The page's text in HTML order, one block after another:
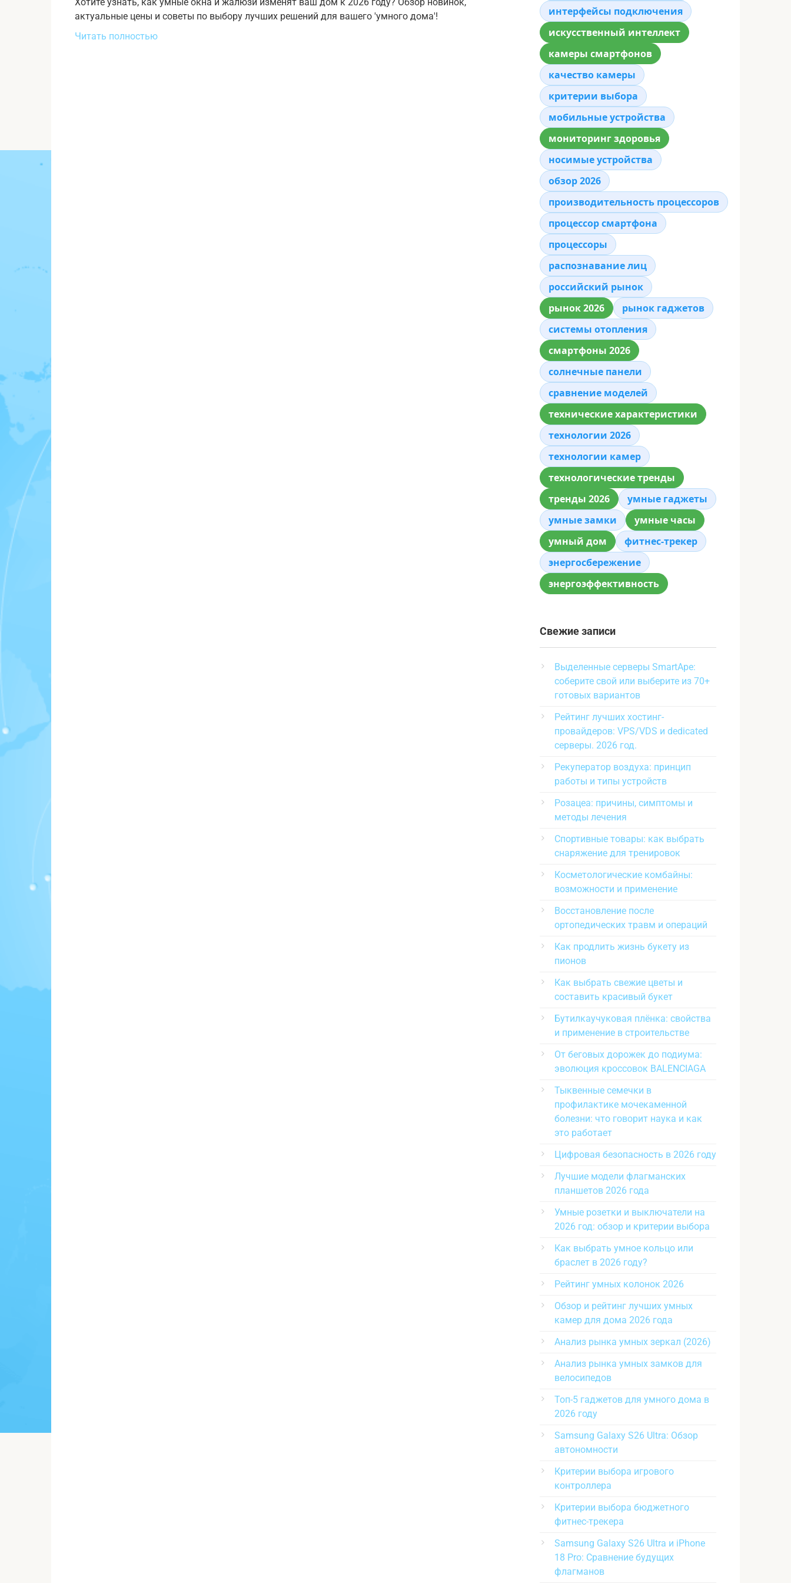
актуальные цены и советы по выбору лучших решений для вашего 'умного дома'!
Читать полностью
интерфейсы подключения
искусственный интеллект
камеры смартфонов
качество камеры
критерии выбора
мобильные устройства
мониторинг здоровья
носимые устройства
обзор 2026
производительность процессоров
процессор смартфона
процессоры
распознавание лиц
российский рынок
рынок 2026
рынок гаджетов
системы отопления
смартфоны 2026
солнечные панели
сравнение моделей
технические характеристики
технологии 2026
технологии камер
технологические тренды
тренды 2026
умные гаджеты
умные замки
умные часы
умный дом
фитнес-трекер
энергосбережение
энергоэффективность
Свежие записи
Выделенные серверы SmartApe:
соберите свой или выберите из 70+
готовых вариантов
Рейтинг лучших хостинг-
провайдеров: VPS/VDS и dedicated
серверы. 2026 год.
Рекуператор воздуха: принцип
работы и типы устройств
Розацеа: причины, симптомы и
методы лечения
Спортивные товары: как выбрать
снаряжение для тренировок
Косметологические комбайны:
возможности и применение
Восстановление после
ортопедических травм и операций
Как продлить жизнь букету из
пионов
Как выбрать свежие цветы и
составить красивый букет
Бутилкаучуковая плёнка: свойства
и применение в строительстве
От беговых дорожек до подиума:
эволюция кроссовок BALENCIAGA
Тыквенные семечки в
профилактике мочекаменной
болезни: что говорит наука и как
это работает
Цифровая безопасность в 2026 году
Лучшие модели флагманских
планшетов 2026 года
Умные розетки и выключатели на
2026 год: обзор и критерии выбора
Как выбрать умное кольцо или
браслет в 2026 году?
Рейтинг умных колонок 2026
Обзор и рейтинг лучших умных
камер для дома 2026 года
Анализ рынка умных зеркал (2026)
Анализ рынка умных замков для
велосипедов
Топ-5 гаджетов для умного дома в
2026 году
Samsung Galaxy S26 Ultra: Обзор
автономности
Критерии выбора игрового
контроллера
Критерии выбора бюджетного
фитнес-трекера
Samsung Galaxy S26 Ultra и iPhone
18 Pro: Сравнение будущих
флагманов